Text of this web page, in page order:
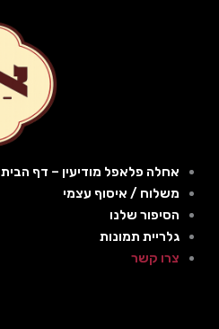
אחלה פלאפל מודיעין – דף הבית
משלוח / איסוף עצמי
הסיפור שלנו
גלריית תמונות
צרו קשר